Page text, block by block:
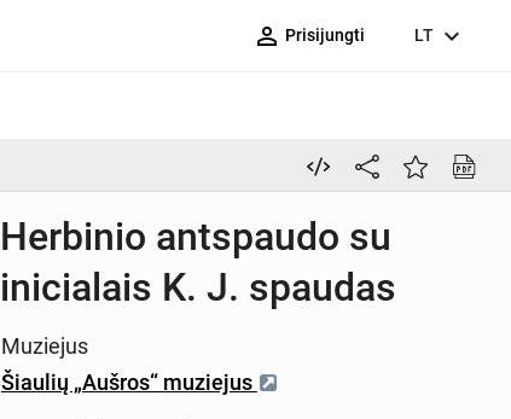
person_outline Prisijungti LT expand_more
Herbinio antspaudo su
inicialais K. J. spaudas
Muziejus
Šiaulių „Aušros“ muziejus